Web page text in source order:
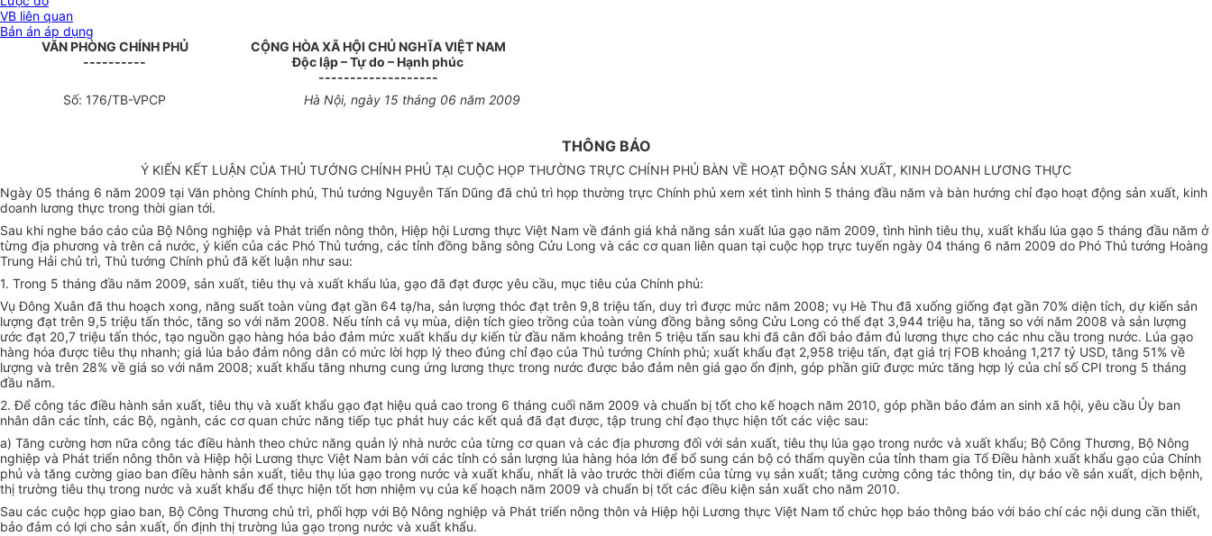
VB liên quan
Bản án áp dụng
VĂN PHÒNG CHÍNH PHỦ
----------
CỘNG HÒA XÃ HỘI CHỦ NGHĨA VIỆT NAM
Độc lập – Tự do – Hạnh phúc
-------------------
Số: 176/TB-VPCP
Hà Nội, ngày 15 tháng 06 năm 2009
THÔNG BÁO
Ý KIẾN KẾT LUẬN CỦA THỦ TƯỚNG CHÍNH PHỦ TẠI CUỘC HỌP THƯỜNG TRỰC CHÍNH PHỦ BÀN VỀ HOẠT ĐỘNG SẢN XUẤT, KINH DOANH LƯƠNG THỰC
Ngày 05 tháng 6 năm 2009 tại Văn phòng Chính phủ, Thủ tướng Nguyễn Tấn Dũng đã chủ trì họp thường trực Chính phủ xem xét tình hình 5 tháng đầu năm và bàn hướng chỉ đạo hoạt động sản xuất, kinh
doanh lương thực trong thời gian tới.
Sau khi nghe báo cáo của Bộ Nông nghiệp và Phát triển nông thôn, Hiệp hội Lương thực Việt Nam về đánh giá khả năng sản xuất lúa gạo năm 2009, tình hình tiêu thụ, xuất khẩu lúa gạo 5 tháng đầu năm ở
từng địa phương và trên cả nước, ý kiến của các Phó Thủ tướng, các tỉnh đồng bằng sông Cửu Long và các cơ quan liên quan tại cuộc họp trực tuyến ngày 04 tháng 6 năm 2009 do Phó Thủ tướng Hoàng
Trung Hải chủ trì, Thủ tướng Chính phủ đã kết luận như sau:
1. Trong 5 tháng đầu năm 2009, sản xuất, tiêu thụ và xuất khẩu lúa, gạo đã đạt được yêu cầu, mục tiêu của Chính phủ:
Vụ Đông Xuân đã thu hoạch xong, năng suất toàn vùng đạt gần 64 tạ/ha, sản lượng thóc đạt trên 9,8 triệu tấn, duy trì được mức năm 2008; vụ Hè Thu đã xuống giống đạt gần 70% diện tích, dự kiến sản
lượng đạt trên 9,5 triệu tấn thóc, tăng so với năm 2008. Nếu tính cả vụ mùa, diện tích gieo trồng của toàn vùng đồng bằng sông Cửu Long có thể đạt 3,944 triệu ha, tăng so với năm 2008 và sản lượng
ước đạt 20,7 triệu tấn thóc, tạo nguồn gạo hàng hóa bảo đảm mức xuất khẩu dự kiến từ đầu năm khoảng trên 5 triệu tấn sau khi đã cân đối bảo đảm đủ lương thực cho các nhu cầu trong nước. Lúa gạo
hàng hóa được tiêu thụ nhanh; giá lúa bảo đảm nông dân có mức lời hợp lý theo đúng chỉ đạo của Thủ tướng Chính phủ; xuất khẩu đạt 2,958 triệu tấn, đạt giá trị FOB khoảng 1,217 tỷ USD, tăng 51% về
lượng và trên 28% về giá so với năm 2008; xuất khẩu tăng nhưng cung ứng lương thực trong nước được bảo đảm nên giá gạo ổn định, góp phần giữ được mức tăng hợp lý của chỉ số CPI trong 5 tháng
đầu năm.
2. Để công tác điều hành sản xuất, tiêu thụ và xuất khẩu gạo đạt hiệu quả cao trong 6 tháng cuối năm 2009 và chuẩn bị tốt cho kế hoạch năm 2010, góp phần bảo đảm an sinh xã hội, yêu cầu Ủy ban
nhân dân các tỉnh, các Bộ, ngành, các cơ quan chức năng tiếp tục phát huy các kết quả đã đạt được, tập trung chỉ đạo thực hiện tốt các việc sau:
a) Tăng cường hơn nữa công tác điều hành theo chức năng quản lý nhà nước của từng cơ quan và các địa phương đối với sản xuất, tiêu thụ lúa gạo trong nước và xuất khẩu; Bộ Công Thương, Bộ Nông
nghiệp và Phát triển nông thôn và Hiệp hội Lương thực Việt Nam bàn với các tỉnh có sản lượng lúa hàng hóa lớn để bổ sung cán bộ có thẩm quyền của tỉnh tham gia Tổ Điều hành xuất khẩu gạo của Chính
phủ và tăng cường giao ban điều hành sản xuất, tiêu thụ lúa gạo trong nước và xuất khẩu, nhất là vào trước thời điểm của từng vụ sản xuất; tăng cường công tác thông tin, dự báo về sản xuất, dịch bệnh,
thị trường tiêu thụ trong nước và xuất khẩu để thực hiện tốt hơn nhiệm vụ của kế hoạch năm 2009 và chuẩn bị tốt các điều kiện sản xuất cho năm 2010.
Sau các cuộc họp giao ban, Bộ Công Thương chủ trì, phối hợp với Bộ Nông nghiệp và Phát triển nông thôn và Hiệp hội Lương thực Việt Nam tổ chức họp báo thông báo với báo chí các nội dung cần thiết,
bảo đảm có lợi cho sản xuất, ổn định thị trường lúa gạo trong nước và xuất khẩu.